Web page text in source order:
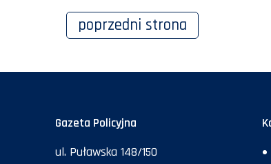
poprzedni strona
Gazeta Policyjna
ul. Puławska 148/150